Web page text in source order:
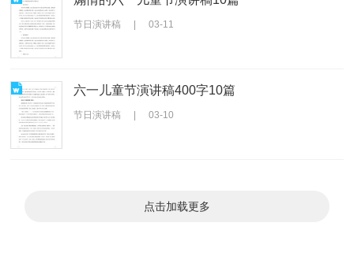
节日演讲稿 | 03-11
六一儿童节演讲稿400字10篇
节日演讲稿 | 03-10
点击加载更多